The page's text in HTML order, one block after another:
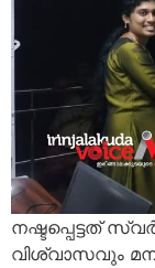
നഷ്ടപ്പെട്ടത്
വിശ്വാസവും